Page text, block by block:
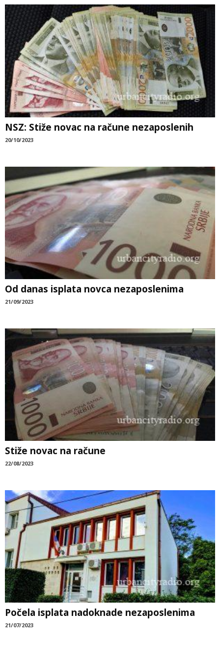
NSZ: Stiže novac na račune nezaposlenih
20/10/2023
Od danas isplata novca nezaposlenima
21/09/2023
Stiže novac na račune
22/08/2023
Počela isplata nadoknade nezaposlenima
21/07/2023